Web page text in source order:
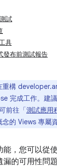
試
具
發布前測試報告
重構
完成工作。建
前往「測試應用
的 Views 專屬資
能，您可以從
漏的可用性問